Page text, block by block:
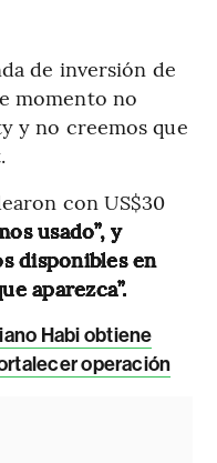
de inversión de
momento no
y no creemos que
con US$30
usado”, y
disponibles en
aparezca”.
Habi obtiene
operación